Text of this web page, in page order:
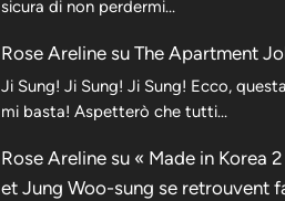
sicura di non perdermi…
Rose Areline su The Apartment
Ji Sung! Ji Sung! Ji Sung! Ecco,
mi basta! Aspetterò che tutti…
Rose Areline su « Made in Korea
et Jung Woo-sung se retrouvent